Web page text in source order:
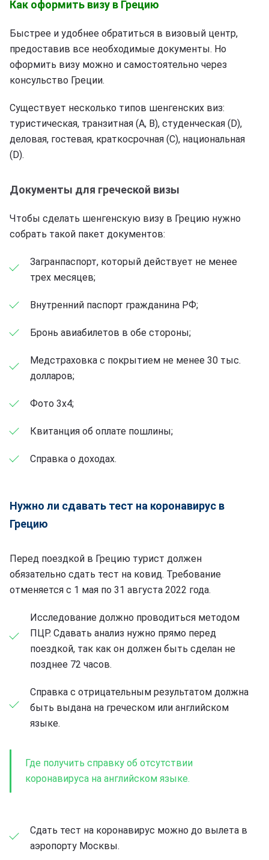
Как оформить визу в Грецию
Быстрее и удобнее обратиться в визовый центр,
предоставив все необходимые документы. Но
оформить визу можно и самостоятельно через
консульство Греции.
Существует несколько типов шенгенских виз:
туристическая, транзитная (А, В), студенческая (D),
деловая, гостевая, краткосрочная (С), национальная
(D).
Документы для греческой визы
Чтобы сделать шенгенскую визу в Грецию нужно
собрать такой пакет документов:
Загранпаспорт, который действует не менее
трех месяцев;
Внутренний паспорт гражданина РФ;
Бронь авиабилетов в обе стороны;
Медстраховка с покрытием не менее 30 тыс.
долларов;
Фото 3х4;
Квитанция об оплате пошлины;
Справка о доходах.
Нужно ли сдавать тест на коронавирус в
Грецию
Перед поездкой в Грецию турист должен
обязательно сдать тест на ковид. Требование
отменяется с 1 мая по 31 августа 2022 года.
Исследование должно проводиться методом
ПЦР. Сдавать анализ нужно прямо перед
поездкой, так как он должен быть сделан не
позднее 72 часов.
Справка с отрицательным результатом должна
быть выдана на греческом или английском
языке.
Где получить справку об отсутствии
коронавируса на английском языке.
Сдать тест на коронавирус можно до вылета в
аэропорту Москвы.